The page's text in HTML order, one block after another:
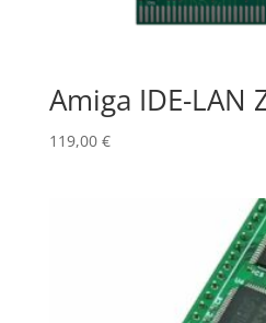
Amiga IDE-LAN
119,00 €